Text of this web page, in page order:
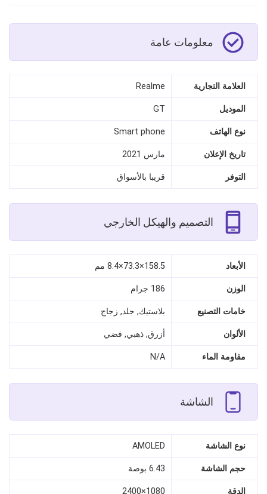
معلومات عامة
العلامة التجارية Realme
الموديل GT
نوع الهاتف Smart phone
تاريخ الإعلان مارس 2021
التوفر قريبا بالأسواق
التصميم والهيكل الخارجي
الأبعاد 158.5×73.3×8.4 مم
الوزن 186 جرام
خامات التصنيع بلاستيك, جلد, زجاج
الألوان أزرق, ذهبي, فضي
مقاومة الماء N/A
الشاشة
نوع الشاشة AMOLED
حجم الشاشة 6.43 بوصة
الدقة 1080×2400